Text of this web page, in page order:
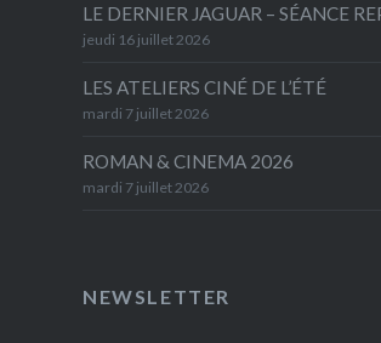
LE DERNIER JAGUAR – SÉANCE
jeudi 16 juillet 2026
LES ATELIERS CINÉ DE L’ÉTÉ
mardi 7 juillet 2026
ROMAN & CINEMA 2026
mardi 7 juillet 2026
NEWSLETTER